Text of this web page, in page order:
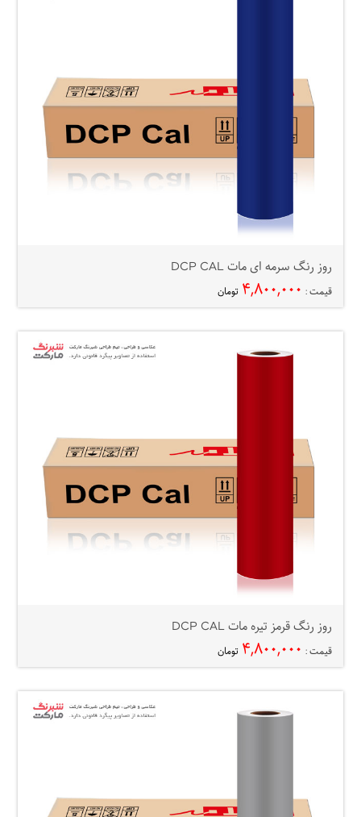
روز رنگ سرمه ای مات DCP CAL
قیمت : ۴,۸۰۰,۰۰۰ تومان
روز رنگ قرمز تیره مات DCP CAL
قیمت : ۴,۸۰۰,۰۰۰ تومان